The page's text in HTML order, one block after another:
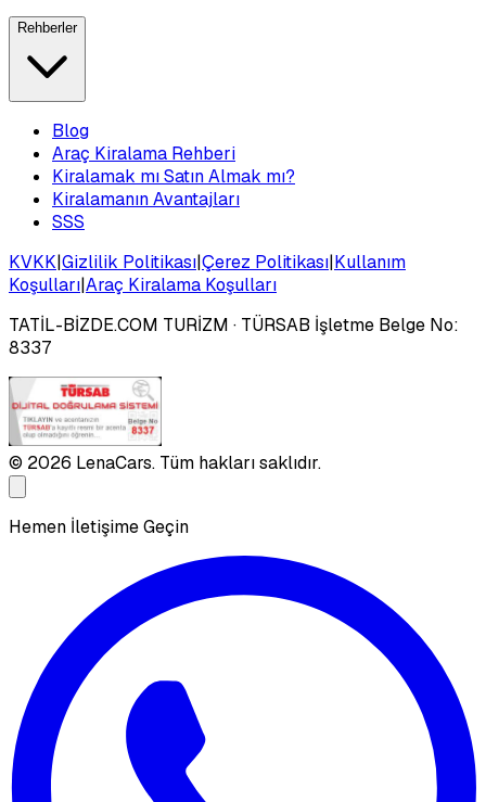
Rehberler
Blog
Araç Kiralama Rehberi
Kiralamak mı Satın Almak mı?
Kiralamanın Avantajları
SSS
KVKK|Gizlilik Politikası|Çerez Politikası|Kullanım
Koşulları|Araç Kiralama Koşulları
TATİL-BİZDE.COM TURİZM · TÜRSAB İşletme Belge No:
8337
© 2026 LenaCars. Tüm hakları saklıdır.
Hemen İletişime Geçin